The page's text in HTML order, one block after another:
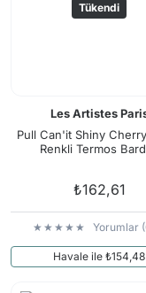
Tükendi
Les Artistes
Pull Can'it Shiny
Renkli Termos
₺162,61
Yorumlar
Havale ile ₺154,48